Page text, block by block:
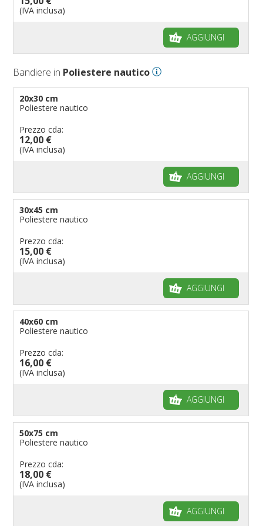
Bandiere per biciclette
Bandiere per eventi religiosi
Bandiere per ambasciate
Bandiere per riserve naturali e parchi
Bandiere per musicisti
pennoni per bandiere
(IVA inclusa)
AGGIUNGI
Bandiere in Poliestere nautico
20x30 cm
Poliestere nautico
Prezzo cda:
12,00 €
(IVA inclusa)
AGGIUNGI
30x45 cm
Poliestere nautico
Prezzo cda:
15,00 €
(IVA inclusa)
AGGIUNGI
40x60 cm
Poliestere nautico
Prezzo cda:
16,00 €
(IVA inclusa)
AGGIUNGI
50x75 cm
Poliestere nautico
Prezzo cda:
18,00 €
(IVA inclusa)
AGGIUNGI